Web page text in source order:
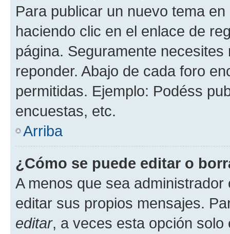
Para publicar un nuevo tema
haciendo clic en el enlace de
página. Seguramente
reponder. Abajo de cada foro
permitidas. Ejemplo: Podéss
encuestas, etc.
Arriba
¿Cómo se puede editar o
A menos que sea
editar sus propios mensajes.
editar, a veces esta opción